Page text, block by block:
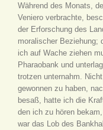
Während des Monats,
Veniero verbrachte,
der Erforschung des
moralischer Beziehung;
ich auf Wache ziehen
Pharaobank und
trotzen unternahm.
gewonnen zu haben,
besaß, hatte ich die
den ich zu hören
war das Lob des